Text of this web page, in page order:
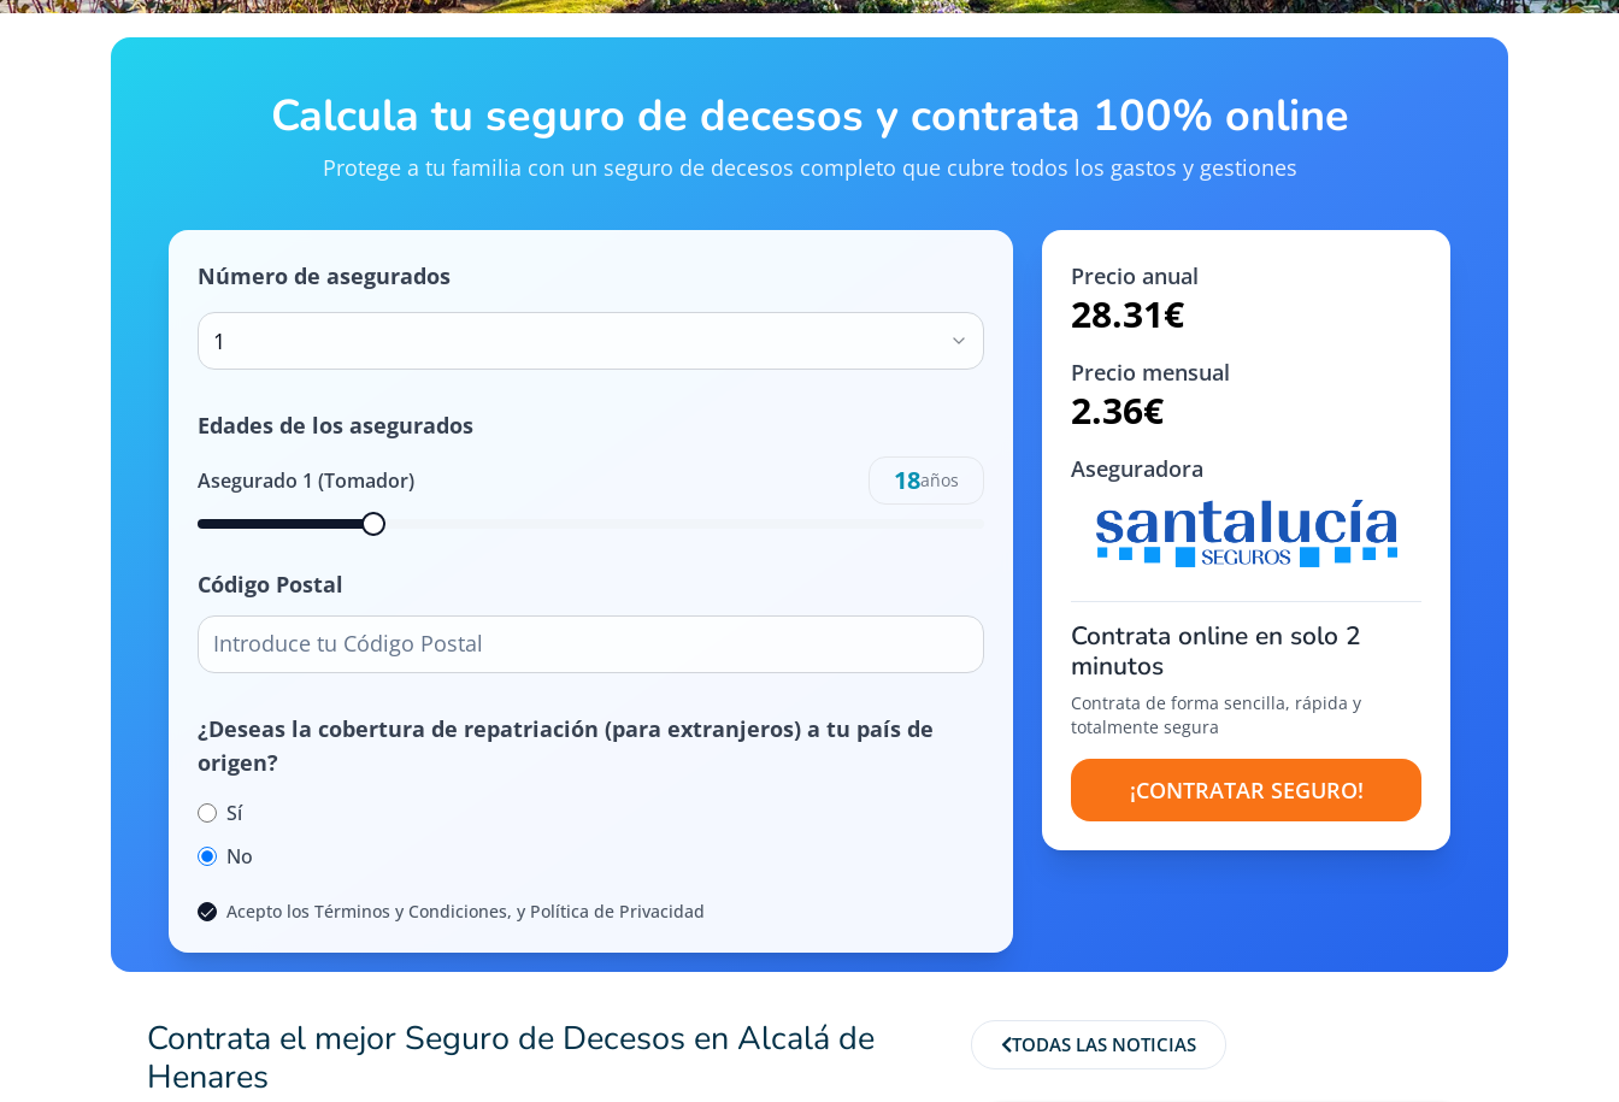
Calcula tu seguro de decesos y contrata 100% online
Protege a tu familia con un seguro de decesos completo que cubre todos los gastos y gestiones
Número de asegurados
1
Edades de los asegurados
Asegurado 1 (Tomador) 18años
Código Postal
¿Deseas la cobertura de repatriación (para extranjeros) a tu país de
origen?
Sí
No
Acepto los Términos y Condiciones, y Política de Privacidad
Precio anual
28.31€
Precio mensual
2.36€
Aseguradora
Contrata online en solo 2
minutos
Contrata de forma sencilla, rápida y
totalmente segura
¡CONTRATAR SEGURO!
Contrata el mejor Seguro de Decesos en Alcalá de
Henares
TODAS LAS NOTICIAS